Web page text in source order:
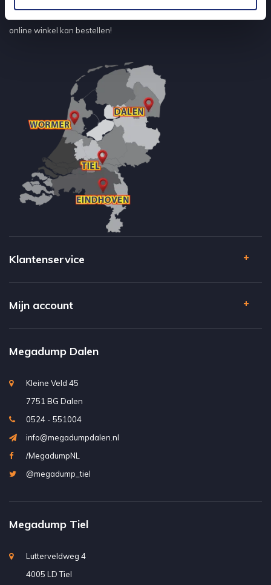
terecht kunt voor badkamertegels en sanitair, maar ook via de
online winkel kan bestellen!
Klantenservice
Mijn account
Megadump Dalen
Kleine Veld 45
7751 BG Dalen
0524 - 551004
info@megadumpdalen.nl
/MegadumpNL
@megadump_tiel
Megadump Tiel
Lutterveldweg 4
4005 LD Tiel